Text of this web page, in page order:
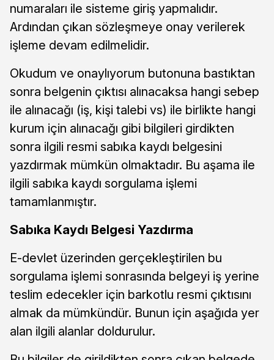
numaraları ile sisteme giriş yapmalıdır.
Ardından çıkan sözleşmeye onay verilerek
işleme devam edilmelidir.
Okudum ve onaylıyorum butonuna bastıktan
sonra belgenin çıktısı alınacaksa hangi sebep
ile alınacağı (iş, kişi talebi vs) ile birlikte hangi
kurum için alınacağı gibi bilgileri girdikten
sonra ilgili resmi sabıka kaydı belgesini
yazdırmak mümkün olmaktadır. Bu aşama ile
ilgili sabıka kaydı sorgulama işlemi
tamamlanmıştır.
Sabıka Kaydı Belgesi Yazdırma
E-devlet üzerinden gerçekleştirilen bu
sorgulama işlemi sonrasında belgeyi iş yerine
teslim edecekler için barkotlu resmi çıktısını
almak da mümkündür. Bunun için aşağıda yer
alan ilgili alanlar doldurulur.